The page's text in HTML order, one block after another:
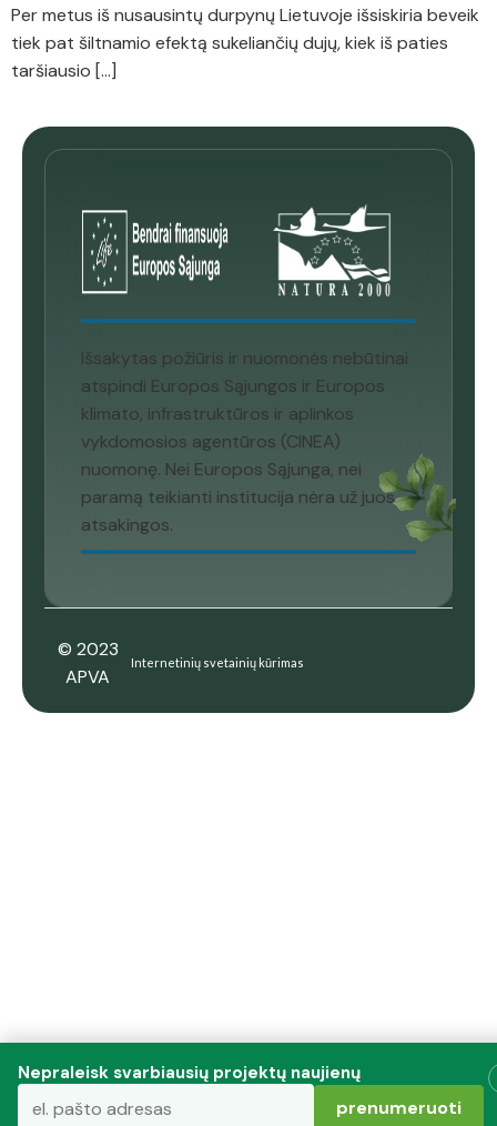
Per metus iš nusausintų durpynų Lietuvoje išsiskiria beveik
tiek pat šiltnamio efektą sukeliančių dujų, kiek iš paties
taršiausio […]
Išsakytas požiūris ir nuomonės nebūtinai
atspindi Europos Sąjungos ir Europos
klimato, infrastruktūros ir aplinkos
vykdomosios agentūros (CINEA)
nuomonę. Nei Europos Sąjunga, nei
paramą teikianti institucija nėra už juos
atsakingos.
© 2023
APVA
Internetinių svetainių kūrimas
Nepraleisk svarbiausių projektų naujienų
prenumeruoti